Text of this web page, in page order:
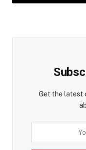
Get the latest